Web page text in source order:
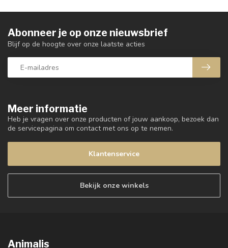
Meer informatie
Heb je vragen over onze producten of jouw aankoop, bezoek dan
de servicepagina om contact met ons op te nemen.
Klantenservice
Bekijk onze winkels
Abonneer je op onze nieuwsbrief
Blijf op de hoogte over onze laatste acties
Animalis